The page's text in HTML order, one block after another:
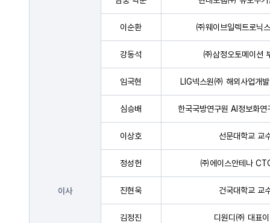
이사
이순환 ㈜웨이브일렉트로닉
강동석 ㈜삼정오토메이션
임국현 LIG넥스원㈜ 해외사업개
심승배 한국국방연구원 AI정보화연
이상호 선문대학교 교
정성헌 ㈜에이스안테나
진현욱 건국대학교 교
김정진 디원디㈜ 대표